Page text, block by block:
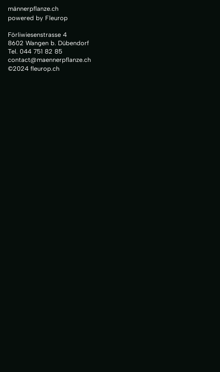
männerpflanze.ch
powered by Fleurop
Förliwiesenstrasse 4
8602 Wangen b. Dübendorf
Tel. 044 751 82 85
contact@maennerpflanze.ch
©2024 fleurop.ch